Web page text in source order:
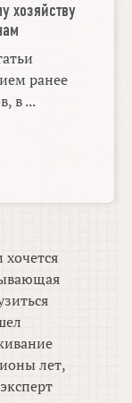
хозяйству
ранее
в ...
лет,